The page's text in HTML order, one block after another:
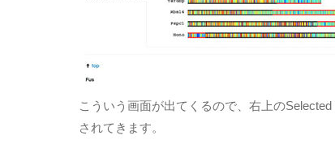
こういう画面が出てくるので、右上のSelected
されてきます。